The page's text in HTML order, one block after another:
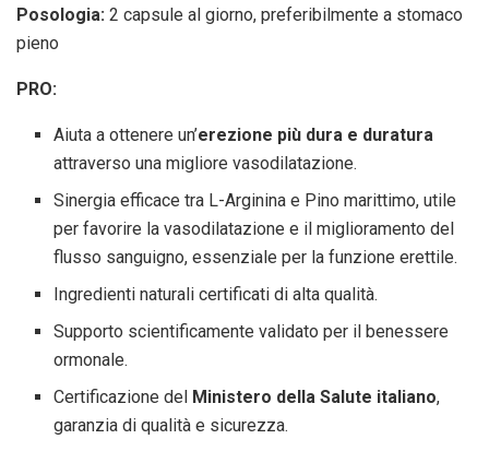
Posologia: 2 capsule al giorno, preferibilmente a stomaco
pieno
PRO:
Aiuta a ottenere un’erezione più dura e duratura
attraverso una migliore vasodilatazione.
Sinergia efficace tra L-Arginina e Pino marittimo, utile
per favorire la vasodilatazione e il miglioramento del
flusso sanguigno, essenziale per la funzione erettile.
Ingredienti naturali certificati di alta qualità.
Supporto scientificamente validato per il benessere
ormonale.
Certificazione del Ministero della Salute italiano,
garanzia di qualità e sicurezza.